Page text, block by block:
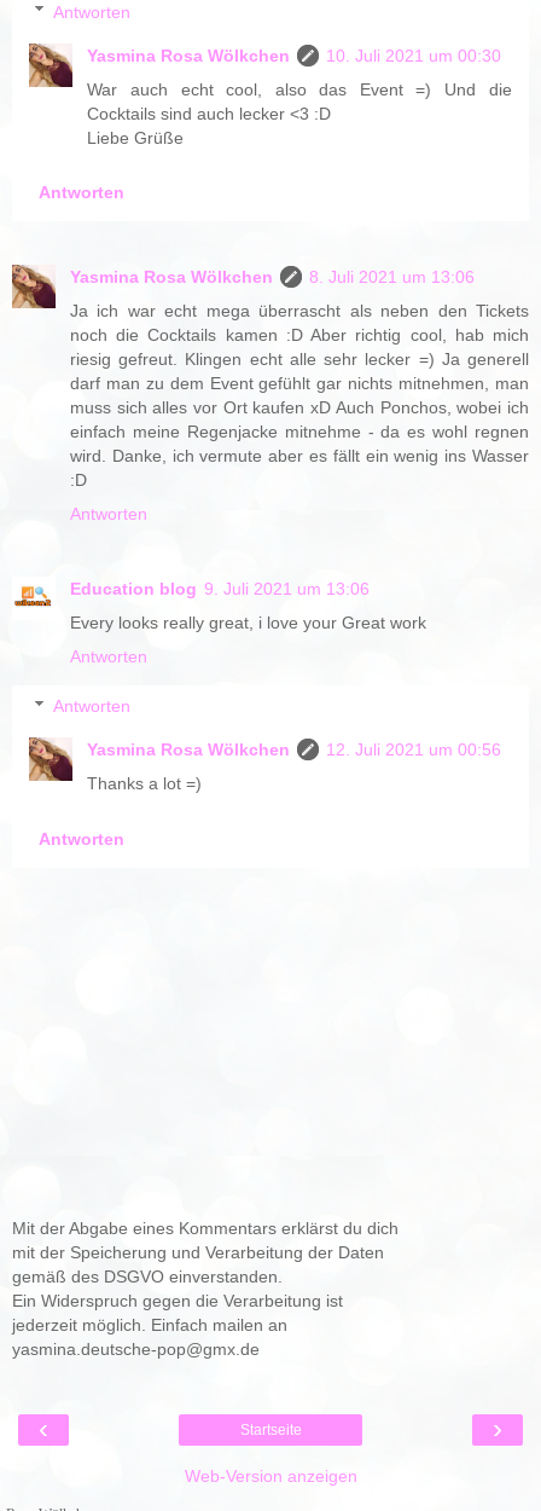
Antworten
Yasmina Rosa Wölkchen
10. Juli 2021 um 00:30
War auch echt cool, also das Event =) Und die
Cocktails sind auch lecker <3 :D
Liebe Grüße
Antworten
Yasmina Rosa Wölkchen
8. Juli 2021 um 13:06
Ja ich war echt mega überrascht als neben den Tickets
noch die Cocktails kamen :D Aber richtig cool, hab mich
riesig gefreut. Klingen echt alle sehr lecker =) Ja generell
darf man zu dem Event gefühlt gar nichts mitnehmen, man
muss sich alles vor Ort kaufen xD Auch Ponchos, wobei ich
einfach meine Regenjacke mitnehme - da es wohl regnen
wird. Danke, ich vermute aber es fällt ein wenig ins Wasser
:D
Antworten
Education blog 9. Juli 2021 um 13:06
Every looks really great, i love your Great work
Antworten
Antworten
Yasmina Rosa Wölkchen
12. Juli 2021 um 00:56
Thanks a lot =)
Antworten
Mit der Abgabe eines Kommentars erklärst du dich
mit der Speicherung und Verarbeitung der Daten
gemäß des DSGVO einverstanden.
Ein Widerspruch gegen die Verarbeitung ist
jederzeit möglich. Einfach mailen an
yasmina.deutsche-pop@gmx.de
‹ ›
Startseite
Web-Version anzeigen